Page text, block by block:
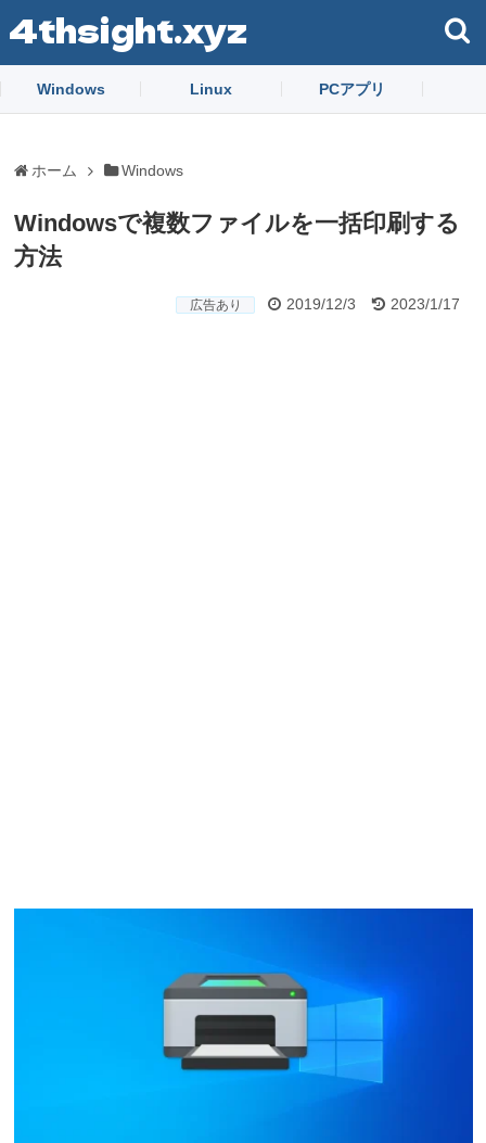
4thsight.xyz
Windows Linux PCアプリ
ホーム Windows
Windowsで複数ファイルを一括印刷する
方法
広告あり 2019/12/3 2023/1/17